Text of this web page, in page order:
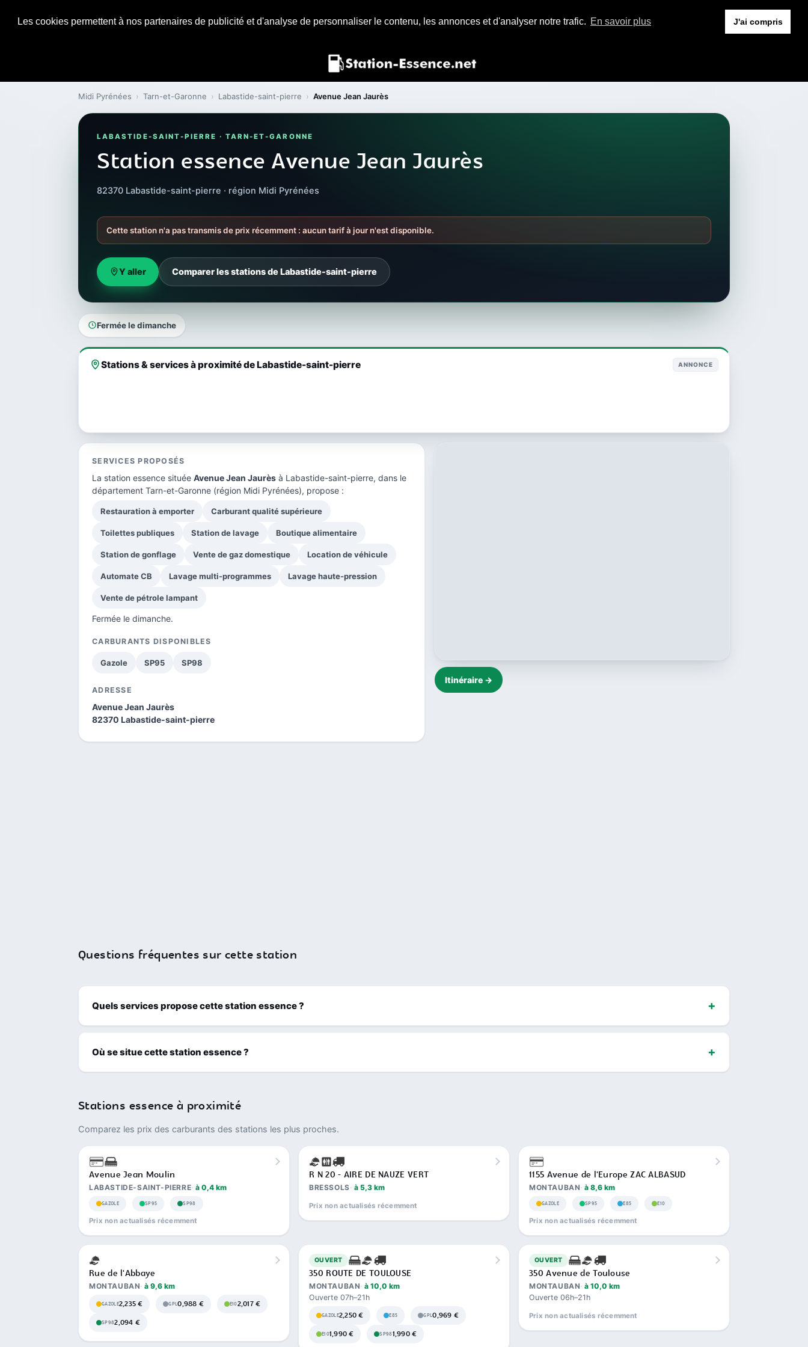
Les cookies permettent à nos partenaires de publicité et d'analyse de personnaliser le contenu, les annonces et d'analyser notre trafic. En savoir plus J'ai compris
Midi Pyrénées › Tarn-et-Garonne › Labastide-saint-pierre › Avenue Jean Jaurès
LABASTIDE-SAINT-PIERRE · TARN-ET-GARONNE
Station essence Avenue Jean Jaurès
82370 Labastide-saint-pierre · région Midi Pyrénées
Cette station n'a pas transmis de prix récemment : aucun tarif à jour n'est disponible.
Y aller Comparer les stations de Labastide-saint-pierre
Fermée le dimanche
Stations & services à proximité de Labastide-saint-pierre ANNONCE
SERVICES PROPOSÉS
La station essence située Avenue Jean Jaurès à Labastide-saint-pierre, dans le
département Tarn-et-Garonne (région Midi Pyrénées), propose :
Restauration à emporter Carburant qualité supérieure
Toilettes publiques Station de lavage Boutique alimentaire
Station de gonflage Vente de gaz domestique Location de véhicule
Automate CB Lavage multi-programmes Lavage haute-pression
Vente de pétrole lampant
Fermée le dimanche.
CARBURANTS DISPONIBLES
Gazole SP95 SP98
ADRESSE
Avenue Jean Jaurès
82370 Labastide-saint-pierre
Itinéraire →
Questions fréquentes sur cette station
Quels services propose cette station essence ?
Où se situe cette station essence ?
Stations essence à proximité
Comparez les prix des carburants des stations les plus proches.
Avenue Jean Moulin
LABASTIDE-SAINT-PIERRE à 0,4 km
GAZOLE SP95 SP98
Prix non actualisés récemment
R N 20 - AIRE DE NAUZE VERT
BRESSOLS à 5,3 km
Prix non actualisés récemment
1155 Avenue de l'Europe ZAC ALBASUD
MONTAUBAN à 8,6 km
GAZOLE SP95 E85 E10
Prix non actualisés récemment
Rue de l'Abbaye
MONTAUBAN à 9,6 km
GAZOLE2,235 € GPL0,988 € E102,017 €
SP982,094 €
OUVERT
350 ROUTE DE TOULOUSE
MONTAUBAN à 10,0 km
Ouverte 07h–21h
GAZOLE2,250 € E85 GPL0,969 €
E101,990 € SP981,990 €
OUVERT
350 Avenue de Toulouse
MONTAUBAN à 10,0 km
Ouverte 06h–21h
Prix non actualisés récemment